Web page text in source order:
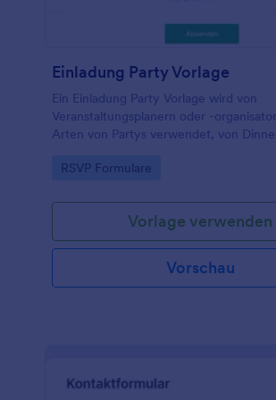
Einladung Party Vorlage
Ein Einladung Party Vorlage wird von
Veranstaltungsplanern oder -
Arten von Partys verwendet, von
Einweihungspartys und mehr.
Go to Category:
RSVP Formulare
Vorlage verwenden
Vorschau